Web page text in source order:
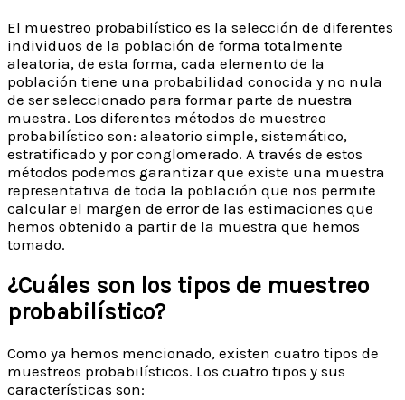
El muestreo probabilístico es la selección de diferentes
individuos de la población de forma totalmente
aleatoria, de esta forma, cada elemento de la
población tiene una probabilidad conocida y no nula
de ser seleccionado para formar parte de nuestra
muestra. Los diferentes métodos de muestreo
probabilístico son: aleatorio simple, sistemático,
estratificado y por conglomerado. A través de estos
métodos podemos garantizar que existe una muestra
representativa de toda la población que nos permite
calcular el margen de error de las estimaciones que
hemos obtenido a partir de la muestra que hemos
tomado.
¿Cuáles son los tipos de muestreo
probabilístico?
Como ya hemos mencionado, existen cuatro tipos de
muestreos probabilísticos. Los cuatro tipos y sus
características son: